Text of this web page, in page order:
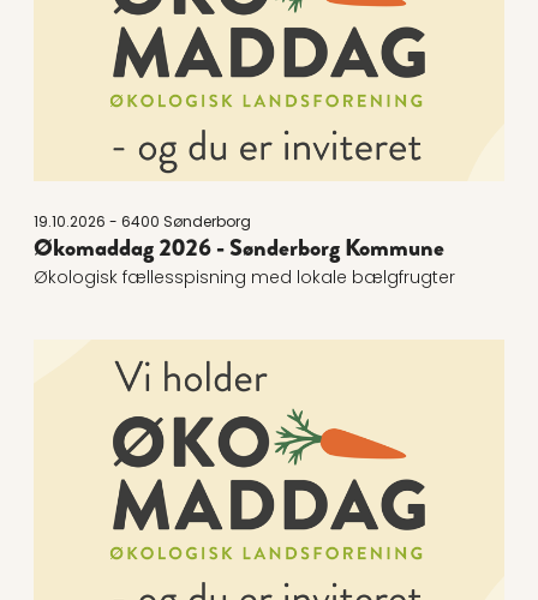
19.10.2026 - 6400 Sønderborg
Økomaddag 2026 - Sønderborg Kommune
Økologisk fællesspisning med lokale bælgfrugter